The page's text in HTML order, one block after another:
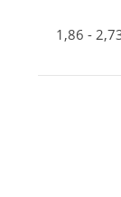
1,86 -